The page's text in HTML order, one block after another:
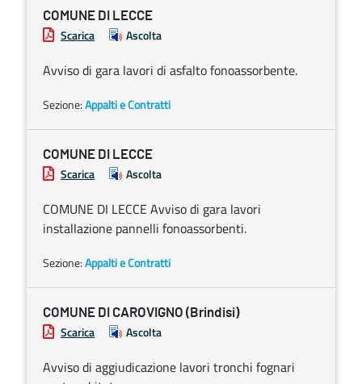
COMUNE DI LECCE
Scarica Ascolta
Avviso di gara lavori di asfalto fonoassorbente.
Sezione:Appalti e Contratti
COMUNE DI LECCE
Scarica Ascolta
COMUNE DI LECCE Avviso di gara lavori
installazione pannelli fonoassorbenti.
Sezione:Appalti e Contratti
COMUNE DI CAROVIGNO (Brindisi)
Scarica Ascolta
Avviso di aggiudicazione lavori tronchi fognari